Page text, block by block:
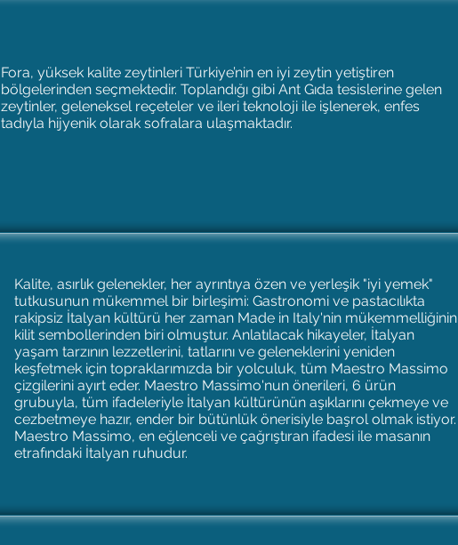
Fora, yüksek kalite zeytinleri Türkiye’nin en iyi zeytin yetiştiren
bölgelerinden seçmektedir. Toplandığı gibi Ant Gıda tesislerine gelen
zeytinler, geleneksel reçeteler ve ileri teknoloji ile işlenerek, enfes
tadıyla hijyenik olarak sofralara ulaşmaktadır.
Kalite, asırlık gelenekler, her ayrıntıya özen ve yerleşik "iyi yemek"
tutkusunun mükemmel bir birleşimi: Gastronomi ve pastacılıkta
rakipsiz İtalyan kültürü her zaman Made in Italy'nin mükemmelliğinin
kilit sembollerinden biri olmuştur. Anlatılacak hikayeler, İtalyan
yaşam tarzının lezzetlerini, tatlarını ve geleneklerini yeniden
keşfetmek için topraklarımızda bir yolculuk, tüm Maestro Massimo
çizgilerini ayırt eder. Maestro Massimo'nun önerileri, 6 ürün
grubuyla, tüm ifadeleriyle İtalyan kültürünün aşıklarını çekmeye ve
cezbetmeye hazır, ender bir bütünlük önerisiyle başrol olmak istiyor.
Maestro Massimo, en eğlenceli ve çağrıştıran ifadesi ile masanın
etrafındaki İtalyan ruhudur.